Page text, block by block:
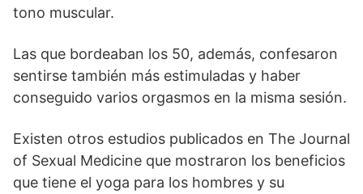
tono muscular.
Las que bordeaban los 50, además, confesaron
sentirse también más estimuladas y haber
conseguido varios orgasmos en la misma sesión.
Existen otros estudios publicados en The Journal
of Sexual Medicine que mostraron los beneficios
que tiene el yoga para los hombres y su